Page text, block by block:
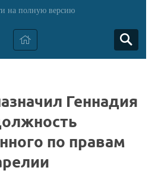
на полную версию
Геннадия
по правам